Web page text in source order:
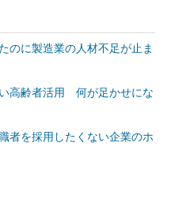
のに製造業の人材不足が止ま
高齢者活用 何が足かせにな
者を採用したくない企業のホ